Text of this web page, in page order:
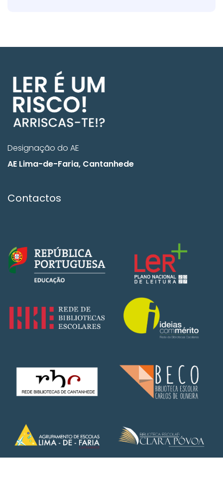
Designação do AE
AE Lima-de-Faria, Cantanhede
Contactos